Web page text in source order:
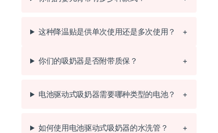
这种降温贴是供单次使用还是多次使用？
你们的吸奶器是否附带质保？
电池驱动式吸奶器需要哪种类型的电池？
如何使用电池驱动式吸奶器的水洗管？